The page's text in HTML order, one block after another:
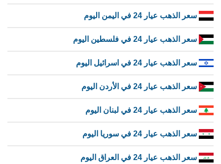
سعر الذهب عيار 24 في اليمن اليوم
سعر الذهب عيار 24 في فلسطين اليوم
سعر الذهب عيار 24 في اسرائيل اليوم
سعر الذهب عيار 24 في الأردن اليوم
سعر الذهب عيار 24 في لبنان اليوم
سعر الذهب عيار 24 في سوريا اليوم
سعر الذهب عيار 24 في العراق اليوم